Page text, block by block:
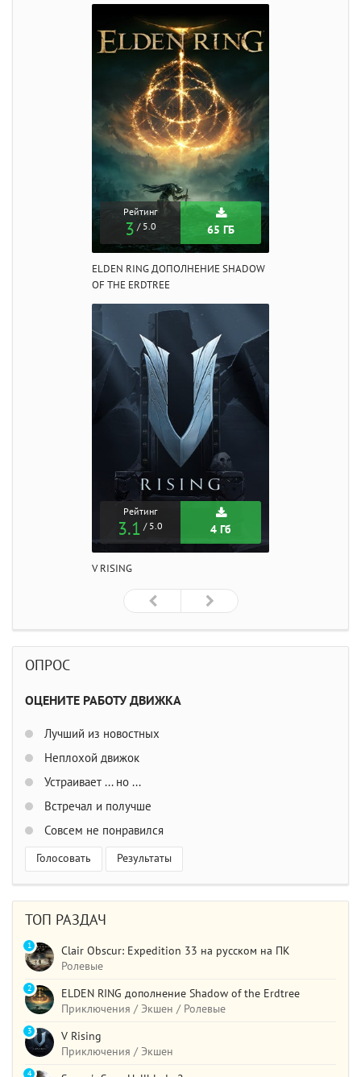
Рейтинг
3 / 5.0 65 ГБ
ELDEN RING ДОПОЛНЕНИЕ SHADOW
OF THE ERDTREE
Рейтинг
3.1 / 5.0 4 Гб
V RISING
ОПРОС
ОЦЕНИТЕ РАБОТУ ДВИЖКА
Лучший из новостных
Неплохой движок
Устраивает ... но ...
Встречал и получше
Совсем не понравился
Голосовать Результаты
ТОП РАЗДАЧ
Clair Obscur: Expedition 33 на русском на ПК
Ролевые
1
ELDEN RING дополнение Shadow of the Erdtree
Приключения / Экшен / Ролевые
2
V Rising
Приключения / Экшен
3
4